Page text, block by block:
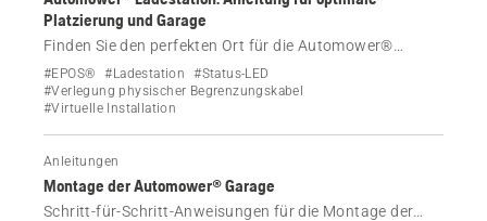
herstellen kann.
Platzierung und Garage
Finden Sie den perfekten Ort für die Automower®
Ladestation. Schritt-für-Schritt-Anleitung für die
Platzierung von EPOS® und kabelgebundenen
Einrichtungen sowie Hinweise zum Schutz der Garage.
#EPOS® #Ladestation
#Status-LED
#Verlegung physischer Begrenzungskabel
#Virtuelle Installation
Anleitungen
Montage der Automower® Garage
Schritt-für-Schritt-Anweisungen für die Montage der